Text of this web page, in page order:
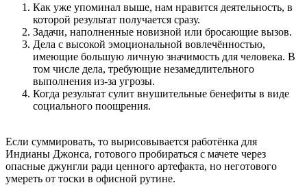
Как уже упоминал выше, нам нравится деятельность, в
которой результат получается сразу.
Задачи, наполненные новизной или бросающие вызов.
Дела с высокой эмоциональной вовлечённостью,
имеющие большую личную значимость для человека. В
том числе дела, требующие незамедлительного
выполнения из-за угрозы.
Когда результат сулит внушительные бенефиты в виде
социального поощрения.
Если суммировать, то вырисовывается работёнка для
Индианы Джонса, готового пробираться с мачете через
опасные джунгли ради ценного артефакта, но неготового
умереть от тоски в офисной рутине.